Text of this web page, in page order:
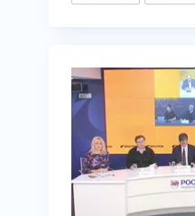
Президентский зал
Видеомост
Внешняя политика
Силовые структуры